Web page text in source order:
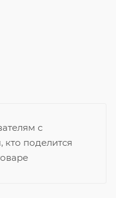
с
поделится